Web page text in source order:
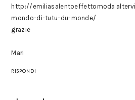
http://
mondo-di-tutu-du-monde/
grazie
Mari
RISPONDI